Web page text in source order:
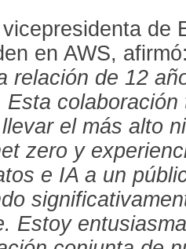
de
en AWS,
relación de 12
Esta
el más alto
zero y
e IA a un
Estoy